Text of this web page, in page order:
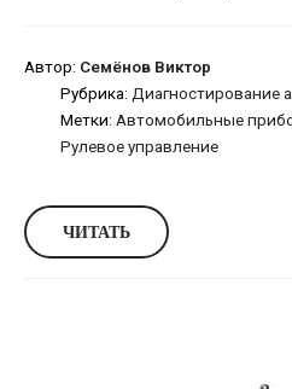
Автор: Семёнов Виктор
Рубрика: Диагностирование
Метки: Автомобильные
Рулевое управление
ЧИТАТЬ